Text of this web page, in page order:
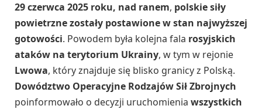
29 czerwca 2025 roku, nad ranem, polskie siły
powietrzne zostały postawione w stan najwyższej
gotowości. Powodem była kolejna fala rosyjskich
ataków na terytorium Ukrainy, w tym w rejonie
Lwowa, który znajduje się blisko granicy z Polską.
Dowództwo Operacyjne Rodzajów Sił Zbrojnych
poinformowało o decyzji uruchomienia wszystkich